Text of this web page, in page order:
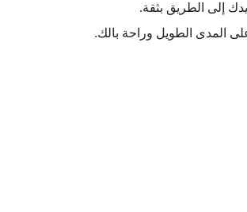
إلى الطريق بثقة.
المدى الطويل وراحة بالك.